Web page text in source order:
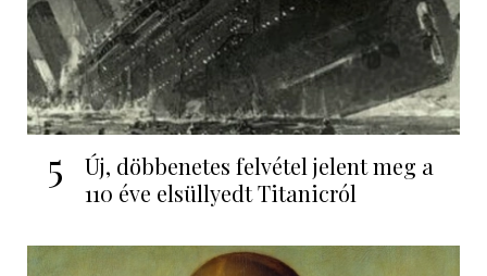
5
Új, döbbenetes felvétel jelent meg a
110 éve elsüllyedt Titanicról